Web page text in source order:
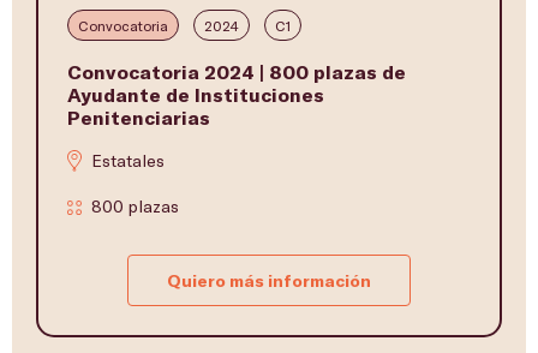
Convocatoria 2024 C1
Convocatoria 2024 | 800 plazas de
Ayudante de Instituciones
Penitenciarias
Estatales
800 plazas
Quiero más información